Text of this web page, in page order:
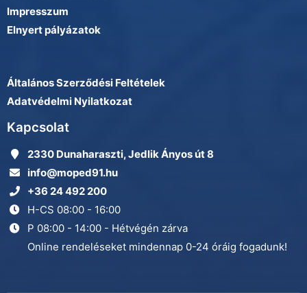
Impresszum
Elnyert pályázatok
Általános Szerződési Feltételek
Adatvédelmi Nyilatkozat
Kapcsolat
2330 Dunaharaszti, Jedlik Ányos út 8
info@moped91.hu
+36 24 492 200
H-CS 08:00 - 16:00
P 08:00 - 14:00 - Hétvégén zárva
Online rendeléseket mindennap 0-24 óráig fogadunk!